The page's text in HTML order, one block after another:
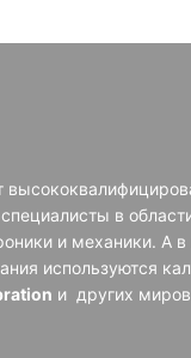
в
и механики. А в
используются
и других